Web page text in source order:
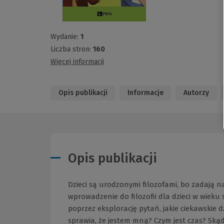
Wydanie: 1
Liczba stron: 160
Więcej informacji
Opis publikacji Informacje Autorzy
Opis publikacji
Dzieci są urodzonymi filozofami, bo zadają
wprowadzenie do filozofii dla dzieci w wieku
poprzez eksplorację pytań, jakie ciekawskie
sprawia, że jestem mną? Czym jest czas?